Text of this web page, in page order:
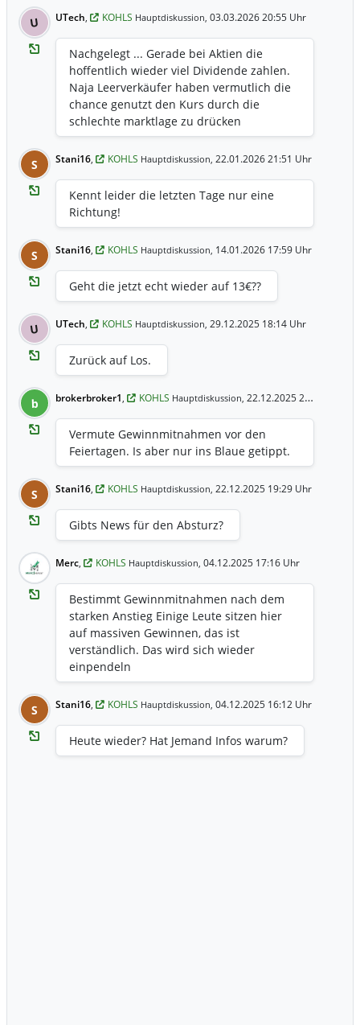
U UTech, KOHLS Hauptdiskussion, 03.03.2026 20:55 Uhr
Nachgelegt ... Gerade bei Aktien die
hoffentlich wieder viel Dividende zahlen.
Naja Leerverkäufer haben vermutlich die
chance genutzt den Kurs durch die
schlechte marktlage zu drücken
S Stani16, KOHLS Hauptdiskussion, 22.01.2026 21:51 Uhr
Kennt leider die letzten Tage nur eine
Richtung!
S Stani16, KOHLS Hauptdiskussion, 14.01.2026 17:59 Uhr
Geht die jetzt echt wieder auf 13€??
U UTech, KOHLS Hauptdiskussion, 29.12.2025 18:14 Uhr
Zurück auf Los.
b brokerbroker1, KOHLS Hauptdiskussion, 22.12.2025 20:13 Uhr
Vermute Gewinnmitnahmen vor den
Feiertagen. Is aber nur ins Blaue getippt.
S Stani16, KOHLS Hauptdiskussion, 22.12.2025 19:29 Uhr
Gibts News für den Absturz?
Merc, KOHLS Hauptdiskussion, 04.12.2025 17:16 Uhr
Bestimmt Gewinnmitnahmen nach dem
starken Anstieg Einige Leute sitzen hier
auf massiven Gewinnen, das ist
verständlich. Das wird sich wieder
einpendeln
S Stani16, KOHLS Hauptdiskussion, 04.12.2025 16:12 Uhr
Heute wieder? Hat Jemand Infos warum?